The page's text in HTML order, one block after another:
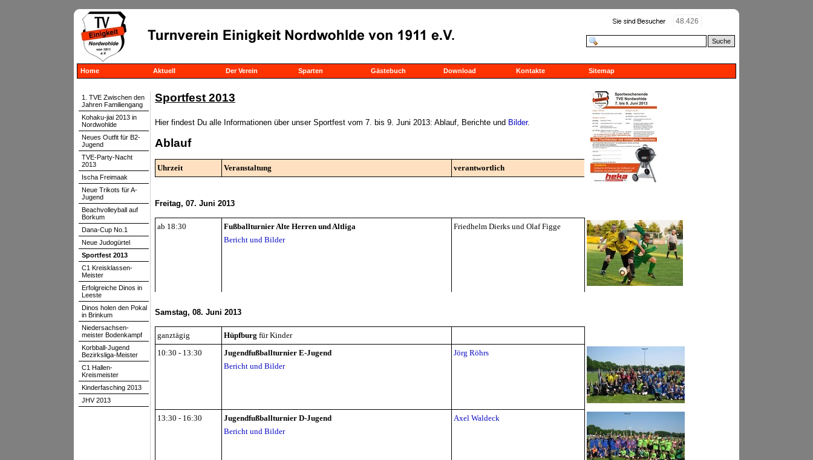
Suche
48.426
Home Aktuell Der Verein Sparten Gästebuch Download Kontakte Sitemap
Sportfest 2013
Hier findest Du alle Informationen über unser Sportfest vom 7. bis 9. Juni 2013: Ablauf, Berichte und Bilder.
Ablauf
Uhrzeit Veranstaltung verantwortlich
Freitag, 07. Juni 2013
ab 18:30
Fußballturnier Alte Herren und Altliga
Bericht und Bilder
Friedhelm Dierks und Olaf Figge
Samstag, 08. Juni 2013
ganztägig Hüpfburg für Kinder
10:30 - 13:30
Jugendfußballturnier E-Jugend
Bericht und Bilder
Jörg Röhrs
13:30 - 16:30
Jugendfußballturnier D-Jugend
Bericht und Bilder
Axel Waldeck
1. TVE Zwischen den
Jahren Familiengang
Kohaku-jiai 2013 in
Nordwohlde
Neues Outfit für B2-
Jugend
TVE-Party-Nacht
2013
Ischa Freimaak
Neue Trikots für A-
Jugend
Beachvolleyball auf
Borkum
Dana-Cup No.1
Neue Judogürtel
Sportfest 2013
C1 Kreisklassen-
Meister
Erfolgreiche Dinos in
Leeste
Dinos holen den Pokal
in Brinkum
Niedersachsen-
meister Bodenkampf
Korbball-Jugend
Bezirksliga-Meister
C1 Hallen-
Kreismeister
Kinderfasching 2013
JHV 2013